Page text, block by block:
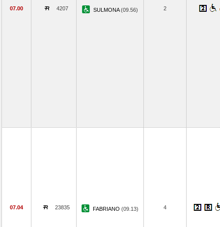
07.00 4207 SULMONA(09.56) 2
07.04 23835 FABRIANO (09.13) 4